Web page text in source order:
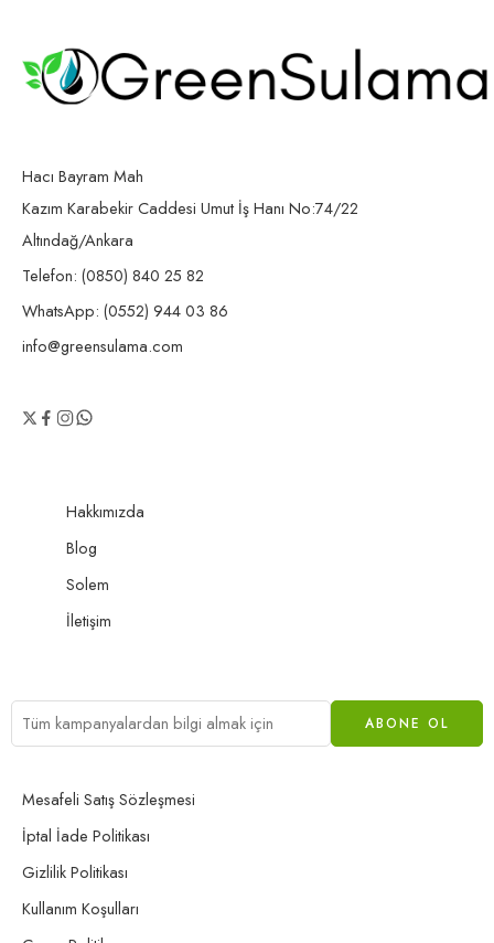
Hacı Bayram Mah
Kazım Karabekir Caddesi Umut İş Hanı No:74/22
Altındağ/Ankara
Telefon: (0850) 840 25 82
WhatsApp: (0552) 944 03 86
info@greensulama.com
Hakkımızda
Blog
Solem
İletişim
Mesafeli Satış Sözleşmesi
İptal İade Politikası
Gizlilik Politikası
Kullanım Koşulları